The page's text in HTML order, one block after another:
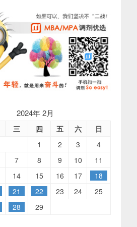
2024年 2月
三 四 五 六
日
1
2 3
4
7 8 9 10
11
14 15 16 17
18
21 22 23 24
25
28
29